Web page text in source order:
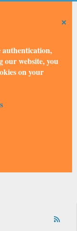
×
authentication,
our website, you
on your